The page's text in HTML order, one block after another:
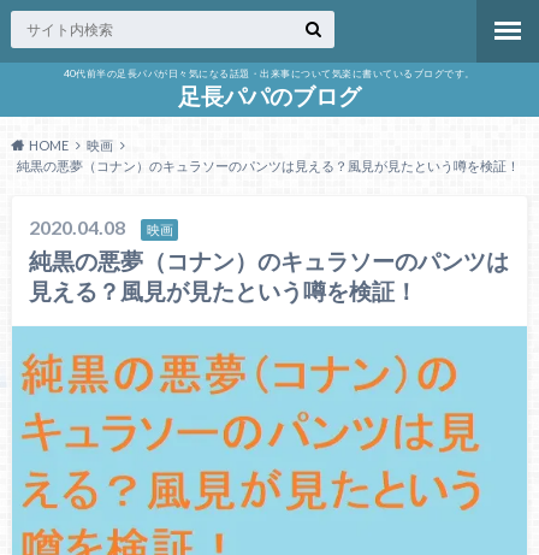
40代前半の足長パパが日々気になる話題・出来事について気楽に書いているブログです。
足長パパのブログ
HOME
映画
純黒の悪夢（コナン）のキュラソーのパンツは見える？風見が見たという噂を検証！
2020.04.08 映画
純黒の悪夢（コナン）のキュラソーのパンツは
見える？風見が見たという噂を検証！